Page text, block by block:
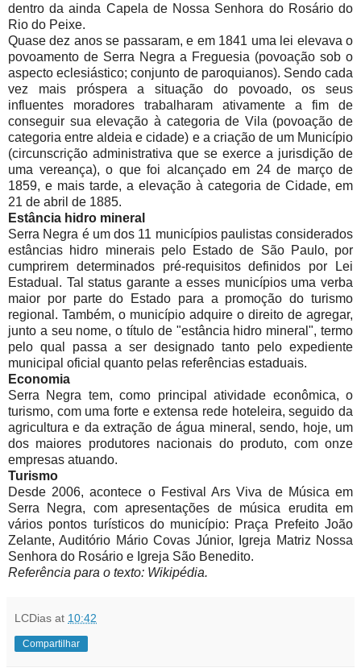
dentro da ainda Capela de Nossa Senhora do Rosário do
Rio do Peixe.
Quase dez anos se passaram, e em 1841 uma lei elevava o
povoamento de Serra Negra a Freguesia (povoação sob o
aspecto eclesiástico; conjunto de paroquianos). Sendo cada
vez mais próspera a situação do povoado, os seus
influentes moradores trabalharam ativamente a fim de
conseguir sua elevação à categoria de Vila (povoação de
categoria entre aldeia e cidade) e a criação de um Município
(circunscrição administrativa que se exerce a jurisdição de
uma vereança), o que foi alcançado em 24 de março de
1859, e mais tarde, a elevação à categoria de Cidade, em
21 de abril de 1885.
Estância hidro mineral
Serra Negra é um dos 11 municípios paulistas considerados
estâncias hidro minerais pelo Estado de São Paulo, por
cumprirem determinados pré-requisitos definidos por Lei
Estadual. Tal status garante a esses municípios uma verba
maior por parte do Estado para a promoção do turismo
regional. Também, o município adquire o direito de agregar,
junto a seu nome, o título de "estância hidro mineral", termo
pelo qual passa a ser designado tanto pelo expediente
municipal oficial quanto pelas referências estaduais.
Economia
Serra Negra tem, como principal atividade econômica, o
turismo, com uma forte e extensa rede hoteleira, seguido da
agricultura e da extração de água mineral, sendo, hoje, um
dos maiores produtores nacionais do produto, com onze
empresas atuando.
Turismo
Desde 2006, acontece o Festival Ars Viva de Música em
Serra Negra, com apresentações de música erudita em
vários pontos turísticos do município: Praça Prefeito João
Zelante, Auditório Mário Covas Júnior, Igreja Matriz Nossa
Senhora do Rosário e Igreja São Benedito.
Referência para o texto: Wikipédia.
LCDias at 10:42
Compartilhar